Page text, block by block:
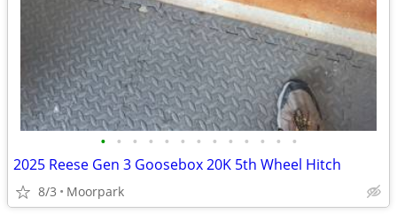
• • • • • • • • • • • • •
2025 Reese Gen 3 Goosebox 20K 5th Wheel Hitch
8/3 Moorpark